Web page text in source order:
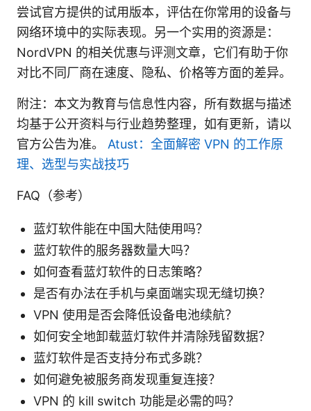
尝试官方提供的试用版本，评估在你常用的设备与
网络环境中的实际表现。另一个实用的资源是：
NordVPN 的相关优惠与评测文章，它们有助于你
对比不同厂商在速度、隐私、价格等方面的差异。
附注：本文为教育与信息性内容，所有数据与描述
均基于公开资料与行业趋势整理，如有更新，请以
官方公告为准。 Atust：全面解密 VPN 的工作原
理、选型与实战技巧
FAQ（参考）
蓝灯软件能在中国大陆使用吗？
蓝灯软件的服务器数量大吗？
如何查看蓝灯软件的日志策略？
是否有办法在手机与桌面端实现无缝切换？
VPN 使用是否会降低设备电池续航？
如何安全地卸载蓝灯软件并清除残留数据？
蓝灯软件是否支持分布式多跳？
如何避免被服务商发现重复连接？
VPN 的 kill switch 功能是必需的吗？